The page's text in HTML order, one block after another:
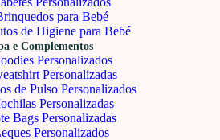
para Bebé
de Higiene para Bebé
e Complementos
Personalizados
Personalizadas
de Pulso Personalizados
Personalizadas
Bags Personalizadas
Personalizados